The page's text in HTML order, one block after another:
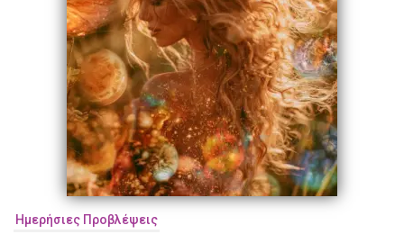
Ημερήσιες Προβλέψεις